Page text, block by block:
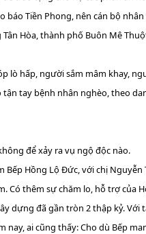
Tiền Phong, nên cán bộ
Hòa, thành phố Buôn Mê
hấp, người sắm mâm khay,
tay bệnh nhân nghèo, theo
để xảy ra vụ ngộ độc nào.
Hồng Lộ Đức, với chị
thêm sự chăm lo, hỗ trợ của
đã gần tròn 2 thập kỷ. Với
ai cũng thấy: Cho dù Bếp